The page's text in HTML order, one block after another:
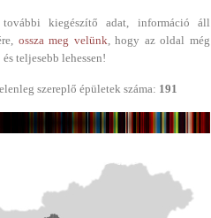
kiegészítő adat, információ áll
ossza meg velünk, hogy az oldal még
teljesebb lehessen!
szereplő épületek száma: 191